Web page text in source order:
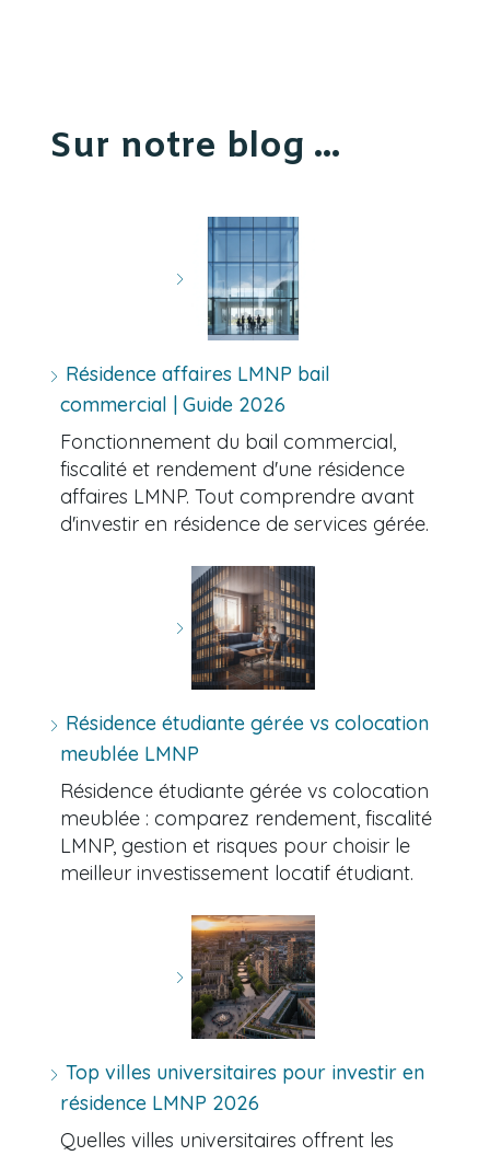
Sur notre blog ...
Résidence affaires LMNP bail
commercial | Guide 2026
Fonctionnement du bail commercial,
fiscalité et rendement d'une résidence
affaires LMNP. Tout comprendre avant
d'investir en résidence de services gérée.
Résidence étudiante gérée vs colocation
meublée LMNP
Résidence étudiante gérée vs colocation
meublée : comparez rendement, fiscalité
LMNP, gestion et risques pour choisir le
meilleur investissement locatif étudiant.
Top villes universitaires pour investir en
résidence LMNP 2026
Quelles villes universitaires offrent les